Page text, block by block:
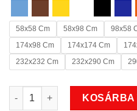
58x58 Cm 58x98 Cm 98x58
174x98 Cm
174x174 Cm
232x232 Cm
232x290 Cm
Verseny halas harcsa
KOSÁRBA